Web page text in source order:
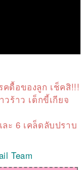
ดื้อของลูก เช็คสิ!!!
ร้าว เด็กขี้เกียจ
ะ 6 เคล็ดลับปราบ
Team